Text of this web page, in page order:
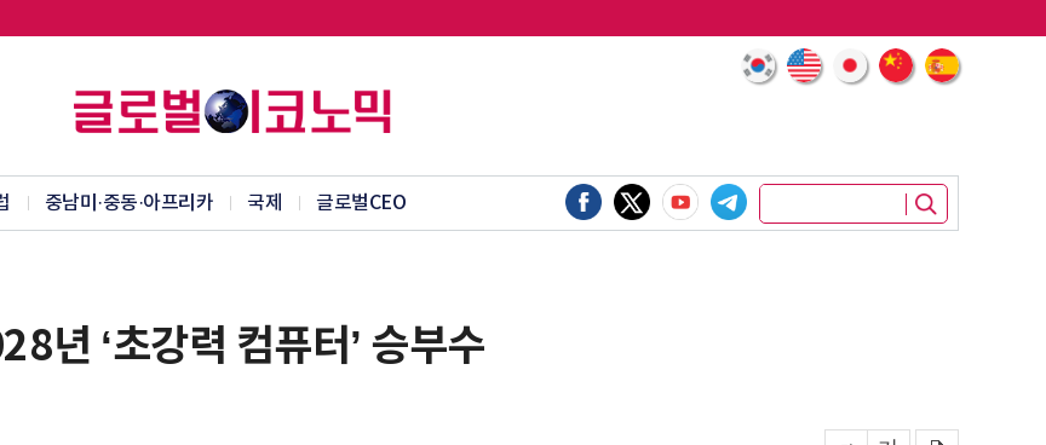
중남미·중동·아프리카 국제 글로벌CEO
년 ‘초강력 컴퓨터’ 승부수